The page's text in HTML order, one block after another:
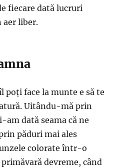
fiecare dată lucruri
aer liber.
poți face la munte e să te
Uitându-mă prin
dată seama că ne
păduri mai ales
colorate într-o
devreme, când